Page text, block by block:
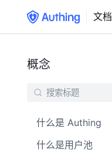
文档
概念
什么是 Authing
什么是用户池